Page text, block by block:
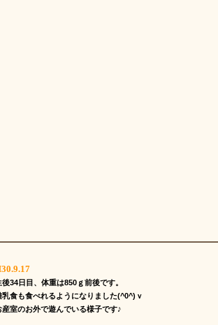
後34日目、 体重は850ｇ前後です。
乳食も食べれるようになりました(^0^)ｖ
産室のお外で遊んでいる様子です♪